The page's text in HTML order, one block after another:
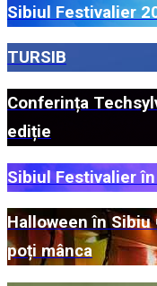
Sibiul Festivalier
TURSIB
Conferința
ediție
Sibiul Festivalier
Halloween în
poți mânca